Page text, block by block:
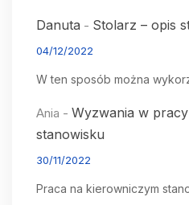
Danuta - Stolarz – opis
04/12/2022
W ten sposób można
Ania - Wyzwania w
stanowisku
30/11/2022
Praca na kierowniczym